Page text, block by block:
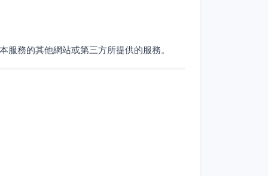
務的其他網站或第三方所提供的服務。